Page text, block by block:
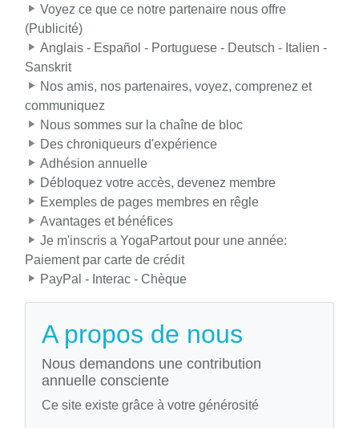
Voyez ce que ce notre partenaire nous offre
(Publicité)
Anglais - Español - Portuguese - Deutsch - Italien -
Sanskrit
Nos amis, nos partenaires, voyez, comprenez et
communiquez
Nous sommes sur la chaîne de bloc
Des chroniqueurs d'expérience
Adhésion annuelle
Débloquez votre accès, devenez membre
Exemples de pages membres en rêgle
Avantages et bénéfices
Je m'inscris a YogaPartout pour une année:
Paiement par carte de crédit
PayPal - Interac - Chèque
A propos de nous
Nous demandons une contribution
annuelle consciente
Ce site existe grâce à votre générosité